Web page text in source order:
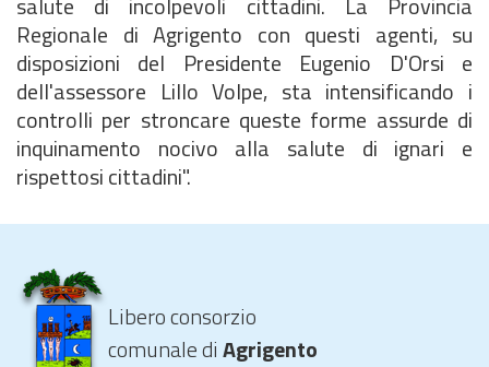
Regionale di Agrigento con questi agenti, su
disposizioni del Presidente Eugenio D'Orsi e
dell'assessore Lillo Volpe, sta intensificando i
controlli per stroncare queste forme assurde di
inquinamento nocivo alla salute di ignari e
rispettosi cittadini".
Libero consorzio
comunale diAgrigento